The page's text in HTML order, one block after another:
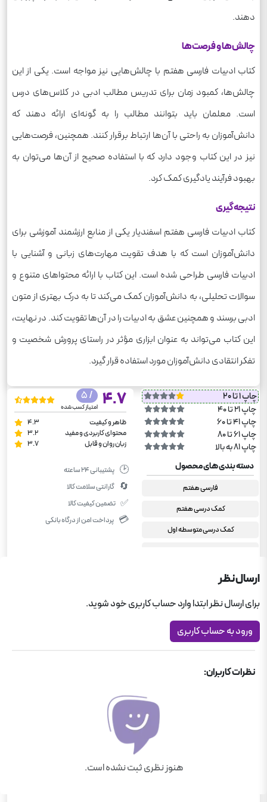
دهند.
چالش‌ها و فرصت‌ها
کتاب ادبیات فارسی هفتم با چالش‌هایی نیز مواجه است. یکی از این
چالش‌ها، کمبود زمان برای تدریس مطالب ادبی در کلاس‌های درس
است. معلمان باید بتوانند مطالب را به گونه‌ای ارائه دهند که
دانش‌آموزان به راحتی با آن‌ها ارتباط برقرار کنند. همچنین، فرصت‌هایی
نیز در این کتاب وجود دارد که با استفاده صحیح از آن‌ها می‌توان به
بهبود فرآیند یادگیری کمک کرد.
نتیجه‌گیری
کتاب ادبیات فارسی هفتم اسفندیار یکی از منابع ارزشمند آموزشی برای
دانش‌آموزان است که با هدف تقویت مهارت‌های زبانی و آشنایی با
ادبیات فارسی طراحی شده است. این کتاب با ارائه محتواهای متنوع و
سوالات تحلیلی، به دانش‌آموزان کمک می‌کند تا به درک بهتری از متون
ادبی برسند و همچنین عشق به ادبیات را در آن‌ها تقویت کند. در نهایت،
این کتاب می‌تواند به عنوان ابزاری مؤثر در راستای پرورش شخصیت و
تفکر انتقادی دانش‌آموزان مورد استفاده قرار گیرد.
چاپ 1 تا 20
چاپ 21 تا 40
چاپ 41 تا 60
چاپ 61 تا 80
چاپ 81 به بالا
4.7
/ 5
امتیاز کسب شده
ظاهر و کیفیت
4.3
محتوای کاربردی و مفید
3.2
زبان روان و قابل
3.7
دسته بندی های محصول
فارسی هفتم
کمک درسی هفتم
کمک درسی متوسطه اول
🕑 پشتیبانی ۲۴ ساعته
🔄 گارانتی سلامت کالا
✅ تضمین کیفیت کالا
💳 پرداخت امن از درگاه بانکی
ارسال نظر
برای ارسال نظر ابتدا وارد حساب کاربری خود شوید.
ورود به حساب کاربری
نظرات کاربران:
هنوز نظری ثبت نشده است.